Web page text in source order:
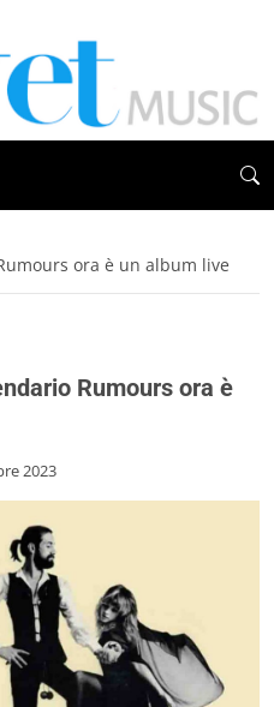
ora è un album live
Rumours ora è
2023